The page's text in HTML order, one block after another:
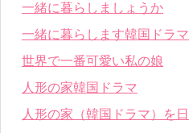
一緒に暮らしましょうか
一緒に暮らします韓国ドラマ
世界で一番可愛い私の娘
人形の家韓国ドラマ
人形の家（韓国ドラマ）を